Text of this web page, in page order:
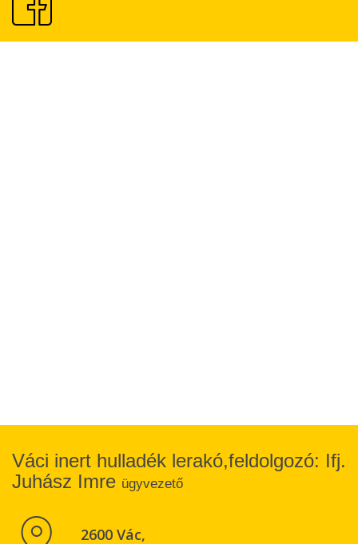
Váci inert hulladék lerakó,feldolgozó: Ifj.
Juhász Imre ügyvezető
2600 Vác,